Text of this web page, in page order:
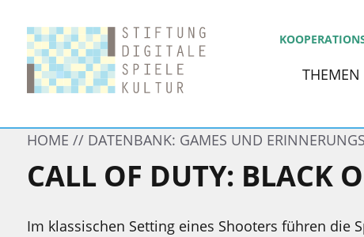
THEMEN
HOME DATENBANK: GAMES UND
CALL OF DUTY: BLACK
Im klassischen Setting eines Shooters führen die